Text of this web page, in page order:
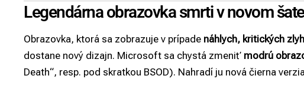
Legendárna obrazovka smrti v novom šate
Obrazovka, ktorá sa zobrazuje v prípade náhlych, kritických
dostane nový dizajn. Microsoft sa chystá zmeniť modrú
Death“, resp. pod skratkou BSOD). Nahradí ju nová čierna